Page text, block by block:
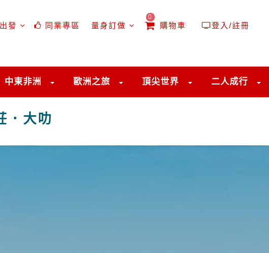
發 同業專區 量身訂做 購物車
0
登入/註冊
中東非洲 歐洲之旅 頂尖世界 二人成行
．大叻